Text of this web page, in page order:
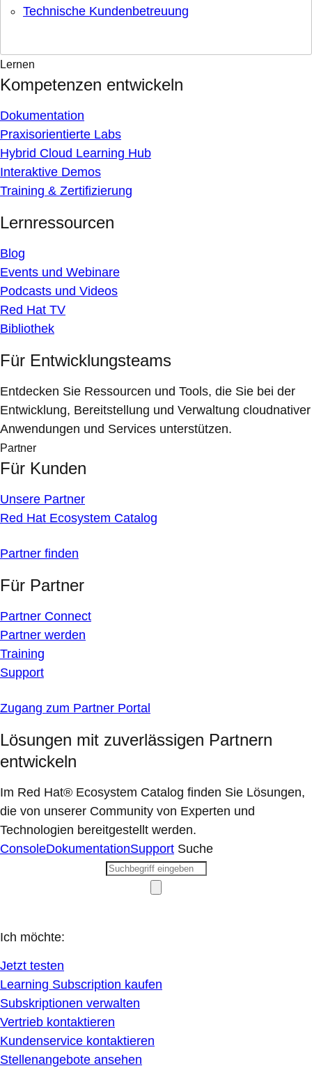
Technische Kundenbetreuung
Lernen
Kompetenzen entwickeln
Dokumentation
Praxisorientierte Labs
Hybrid Cloud Learning Hub
Interaktive Demos
Training & Zertifizierung
Lernressourcen
Blog
Events und Webinare
Podcasts und Videos
Red Hat TV
Bibliothek
Für Entwicklungsteams
Entdecken Sie Ressourcen und Tools, die Sie bei der
Entwicklung, Bereitstellung und Verwaltung cloudnativer
Anwendungen und Services unterstützen.
Partner
Für Kunden
Unsere Partner
Red Hat Ecosystem Catalog
Partner finden
Für Partner
Partner Connect
Partner werden
Training
Support
Zugang zum Partner Portal
Lösungen mit zuverlässigen Partnern
entwickeln
Im Red Hat® Ecosystem Catalog finden Sie Lösungen,
die von unserer Community von Experten und
Technologien bereitgestellt werden.
ConsoleDokumentationSupport Suche
Ich möchte:
Jetzt testen
Learning Subscription kaufen
Subskriptionen verwalten
Vertrieb kontaktieren
Kundenservice kontaktieren
Stellenangebote ansehen